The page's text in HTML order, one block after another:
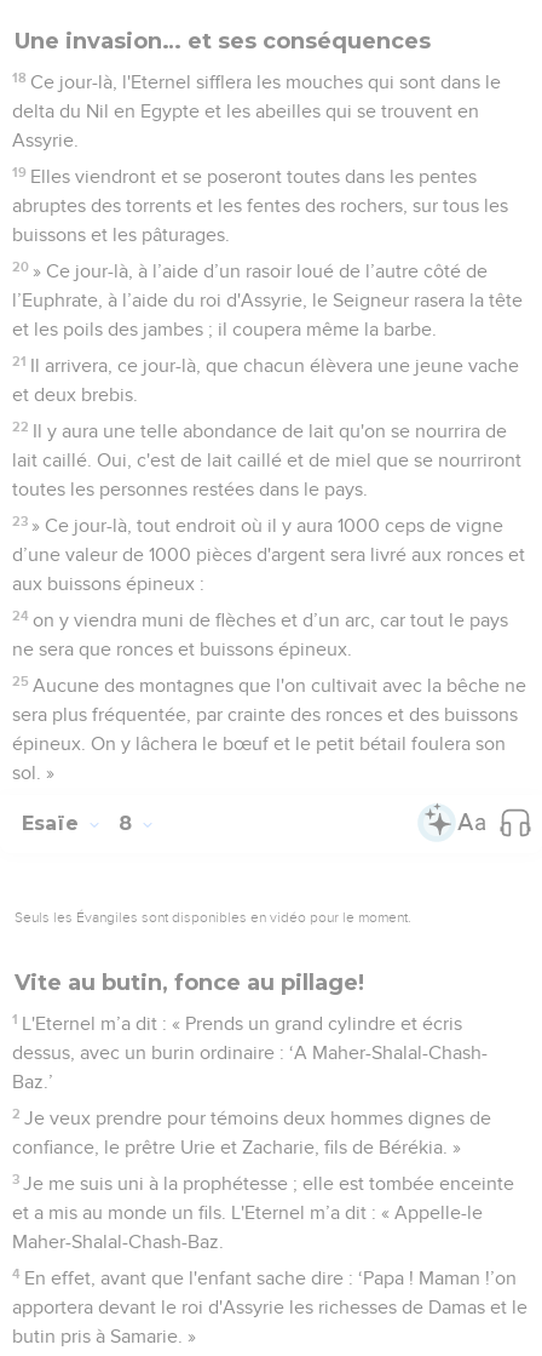
Une invasion… et ses conséquences
18 Ce jour-là, l'Eternel sifflera les mouches qui sont dans le
delta du Nil en Egypte et les abeilles qui se trouvent en
Assyrie.
19 Elles viendront et se poseront toutes dans les pentes
abruptes des torrents et les fentes des rochers, sur tous les
buissons et les pâturages.
20 » Ce jour-là, à l’aide d’un rasoir loué de l’autre côté de
l’Euphrate, à l’aide du roi d'Assyrie, le Seigneur rasera la tête
et les poils des jambes ; il coupera même la barbe.
21 Il arrivera, ce jour-là, que chacun élèvera une jeune vache
et deux brebis.
22 Il y aura une telle abondance de lait qu'on se nourrira de
lait caillé. Oui, c'est de lait caillé et de miel que se nourriront
toutes les personnes restées dans le pays.
23 » Ce jour-là, tout endroit où il y aura 1000 ceps de vigne
d’une valeur de 1000 pièces d'argent sera livré aux ronces et
aux buissons épineux :
24 on y viendra muni de flèches et d’un arc, car tout le pays
ne sera que ronces et buissons épineux.
25 Aucune des montagnes que l'on cultivait avec la bêche ne
sera plus fréquentée, par crainte des ronces et des buissons
épineux. On y lâchera le bœuf et le petit bétail foulera son
sol. »
Esaïe 8
Seuls les Évangiles sont disponibles en vidéo pour le moment.
Vite au butin, fonce au pillage!
1 L'Eternel m’a dit : « Prends un grand cylindre et écris
dessus, avec un burin ordinaire : ‘A Maher-Shalal-Chash-
Baz.’
2 Je veux prendre pour témoins deux hommes dignes de
confiance, le prêtre Urie et Zacharie, fils de Bérékia. »
3 Je me suis uni à la prophétesse ; elle est tombée enceinte
et a mis au monde un fils. L'Eternel m’a dit : « Appelle-le
Maher-Shalal-Chash-Baz.
4 En effet, avant que l'enfant sache dire : ‘Papa ! Maman !’on
apportera devant le roi d'Assyrie les richesses de Damas et le
butin pris à Samarie. »